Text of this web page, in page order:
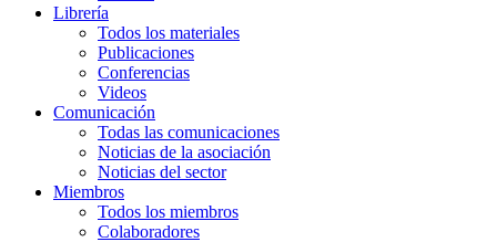
Librería
Todos los materiales
Publicaciones
Conferencias
Videos
Comunicación
Todas las comunicaciones
Noticias de la asociación
Noticias del sector
Miembros
Todos los miembros
Colaboradores